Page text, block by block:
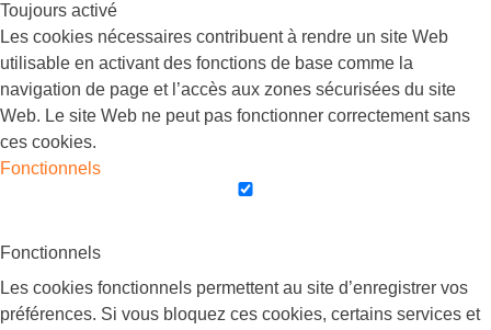
Toujours activé
Les cookies nécessaires contribuent à rendre un site Web
utilisable en activant des fonctions de base comme la
navigation de page et l’accès aux zones sécurisées du site
Web. Le site Web ne peut pas fonctionner correctement sans
ces cookies.
Fonctionnels
Fonctionnels
Les cookies fonctionnels permettent au site d’enregistrer vos
préférences. Si vous bloquez ces cookies, certains services et